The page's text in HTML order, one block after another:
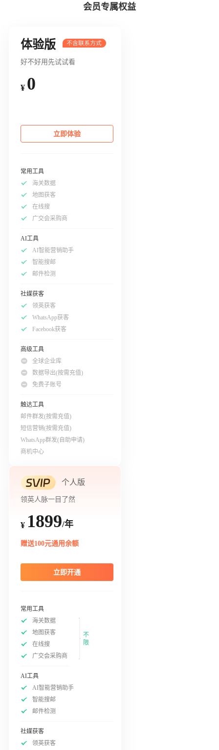
会员专属权益
体验版
好不好用先试试看
¥ 0
立即体验
常用工具
海关数据
地图获客
在线搜
广交会采购商
AI工具
AI智能营销助手
智能搜邮
邮件检测
社媒获客
领英获客
WhatsApp获客
Facebook获客
高级工具
全球企业库
数据导出(按需充值)
免费子账号
触达工具
邮件群发(按需充值)
短信营销(按需充值)
WhatsApp群发(自助申请)
商机中心
个人版
领英人脉一目了然
¥ 1899/年
赠送100元通用余额
立即开通
常用工具
海关数据
地图获客
在线搜
广交会采购商
不
限
AI工具
AI智能营销助手
智能搜邮
邮件检测
社媒获客
领英获客